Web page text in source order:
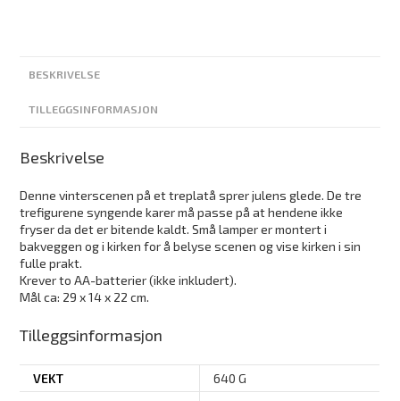
BESKRIVELSE
TILLEGGSINFORMASJON
Beskrivelse
Denne vinterscenen på et treplatå sprer julens glede. De tre
trefigurene syngende karer må passe på at hendene ikke
fryser da det er bitende kaldt. Små lamper er montert i
bakveggen og i kirken for å belyse scenen og vise kirken i sin
fulle prakt.
Krever to AA-batterier (ikke inkludert).
Mål ca: 29 x 14 x 22 cm.
Tilleggsinformasjon
VEKT
640 G